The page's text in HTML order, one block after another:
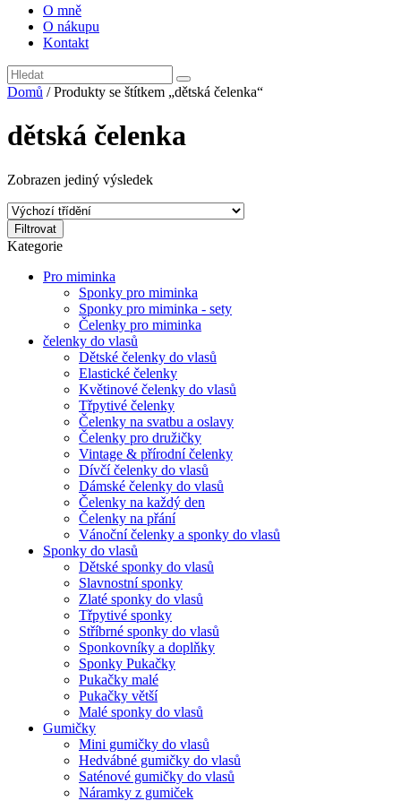
O mně
O nákupu
Kontakt
Domů / Produkty se štítkem „dětská čelenka“
dětská čelenka
Zobrazen jediný výsledek
Filtrovat
Kategorie
Pro miminka
Sponky pro miminka
Sponky pro miminka - sety
Čelenky pro miminka
čelenky do vlasů
Dětské čelenky do vlasů
Elastické čelenky
Květinové čelenky do vlasů
Třpytivé čelenky
Čelenky na svatbu a oslavy
Čelenky pro družičky
Vintage & přírodní čelenky
Dívčí čelenky do vlasů
Dámské čelenky do vlasů
Čelenky na každý den
Čelenky na přání
Vánoční čelenky a sponky do vlasů
Sponky do vlasů
Dětské sponky do vlasů
Slavnostní sponky
Zlaté sponky do vlasů
Třpytivé sponky
Stříbrné sponky do vlasů
Sponkovníky a doplňky
Sponky Pukačky
Pukačky malé
Pukačky větší
Malé sponky do vlasů
Gumičky
Mini gumičky do vlasů
Hedvábné gumičky do vlasů
Saténové gumičky do vlasů
Náramky z gumiček